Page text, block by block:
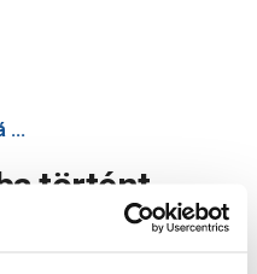
...
történt